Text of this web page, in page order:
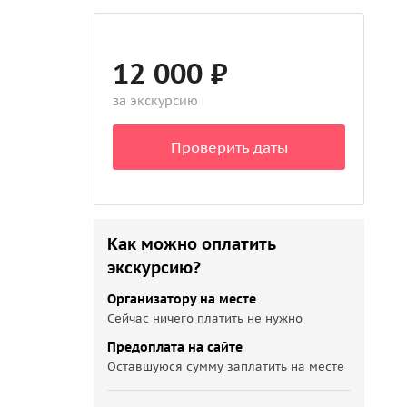
12 000 ₽
за экскурсию
Проверить даты
Как можно оплатить
экскурсию?
Организатору на месте
Сейчас ничего платить не нужно
Предоплата на сайте
Оставшуюся сумму заплатить на месте